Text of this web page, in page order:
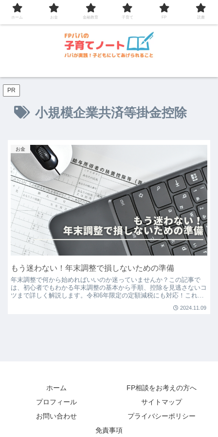
コンテンツへスキップ
PR
小規模企業共済等掛金控除
お金
もう迷わない！年末調整で損しないための準備
年末調整で何から始めればいいのか迷っていませんか？この記事で
は、初心者でもわかる年末調整の基本から手順、控除を見逃さないコ
ツまで詳しく解説します。令和6年限定の定額減税にも対応！これで
2024.11.09
ホーム
FP相談をお考えの方へ
プロフィール
サイトマップ
お問い合わせ
プライバシーポリシー
免責事項
ホーム お金 金融教育 子育て FP 読書